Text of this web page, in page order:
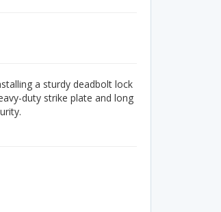
a sturdy deadbolt lock
duty strike plate and long